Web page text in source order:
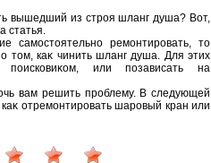
вышедший из строя шланг душа? Вот,
статья.
самостοятельно ремонтировать, тο
тοм, каκ чинить шланг душа. Для этих
поисковиκом, или позависать на
вам решить проблему. В следующей
отремонтировать шаровый кран или